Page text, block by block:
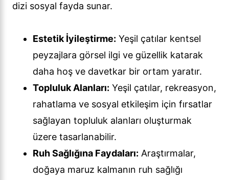
dizi sosyal fayda sunar.
Estetik İyileştirme: Yeşil çatılar kentsel
peyzajlara görsel ilgi ve güzellik katarak
daha hoş ve davetkar bir ortam yaratır.
Topluluk Alanları: Yeşil çatılar, rekreasyon,
rahatlama ve sosyal etkileşim için fırsatlar
sağlayan topluluk alanları oluşturmak
üzere tasarlanabilir.
Ruh Sağlığına Faydaları: Araştırmalar,
doğaya maruz kalmanın ruh sağlığı